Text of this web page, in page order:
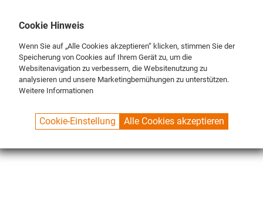
SPUELBOY.DE SHOP SPÉCIALES ROBINETS
Cookie Hinweis
Wenn Sie auf „Alle Cookies akzeptieren“ klicken, stimmen Sie der
Speicherung von Cookies auf Ihrem Gerät zu, um die
Websitenavigation zu verbessern, die Websitenutzung zu
analysieren und unsere Marketingbemühungen zu unterstützen.
Weitere Informationen
Cookie-Einstellung Alle Cookies akzeptieren